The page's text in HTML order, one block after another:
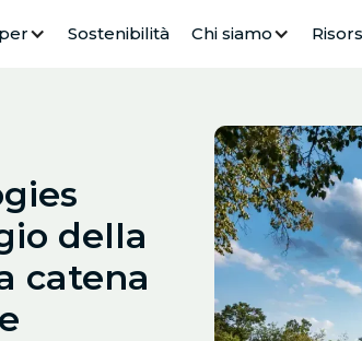
Sostenibilità Chi siamo
della
catena